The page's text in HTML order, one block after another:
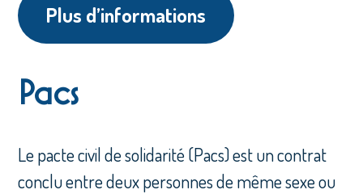
Plus d’informations
Pacs
Le pacte civil de solidarité (Pacs) est un contrat
conclu entre deux personnes de même sexe ou